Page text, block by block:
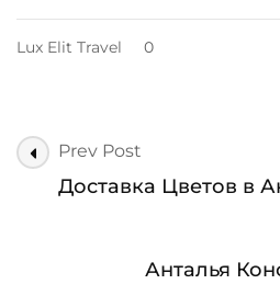
Lux Elit Travel 0
Post
Navigation
Prev Post
Доставка Цветов в
Анталья